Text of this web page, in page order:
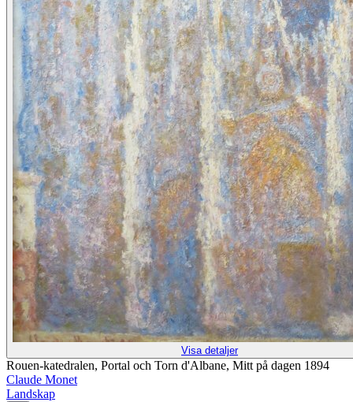
Visa detaljer
Rouen-katedralen, Portal och Torn d'Albane, Mitt på dagen 1894
Claude Monet
Landskap